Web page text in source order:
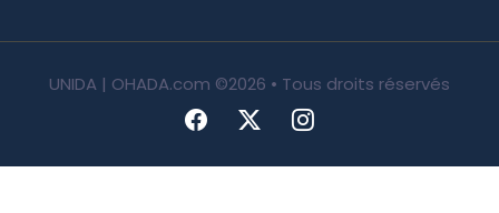
UNIDA | OHADA.com ©2026 • Tous droits réservés